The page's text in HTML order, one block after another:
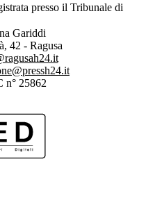
presso il Tribunale di
Gariddi
42 - Ragusa
n° 25862